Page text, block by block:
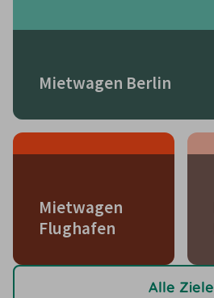
Mietwagen Berlin
Mietwagen
Flughafen
Alle Ziele